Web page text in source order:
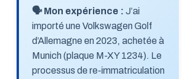
🗣️ Mon expérience : J’ai
importé une Volkswagen Golf
d’Allemagne en 2023, achetée à
Munich (plaque M-XY 1234). Le
processus de re-immatriculation